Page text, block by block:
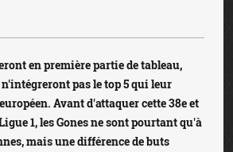
en première partie de tableau,
n'intégreront pas le top 5 qui leur
Avant d'attaquer cette 38e et
1, les Gones ne sont pourtant qu'à
mais une différence de buts